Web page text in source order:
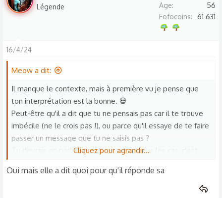
é
o
s
:
Légende
Age
56
Fofocoins
61 631
16/4/24
Meow a dit:
Il manque le contexte, mais à première vu je pense que
ton interprétation est la bonne. 💀
Peut-être qu'il a dit que tu ne pensais pas car il te trouve
imbécile (ne le crois pas !), ou parce qu'il essaye de te faire
passer un message que tu ne saisis pas ?
Tu devrais en parler avec lui ; et dans tous les cas, c'est
disputez de manière régulière ? Sinon, ne reste pas
forcément avec quelqu'un qui te considère si peu... dans un
Cliquez pour agrandir...
Oui mais elle a dit quoi pour qu'il réponde sa